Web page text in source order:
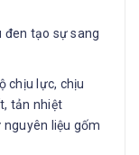
đen tạo sự sang
chịu lực, chịu
tản nhiệt
liệu gốm